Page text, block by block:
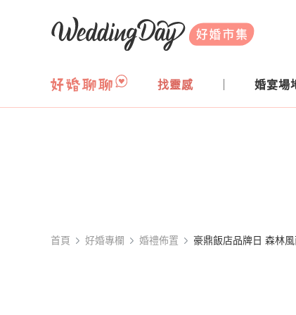
WeddingDay 好婚市集
找靈感 婚宴場
首頁 好婚專欄 婚禮佈置 豪鼎飯店品牌日 森林